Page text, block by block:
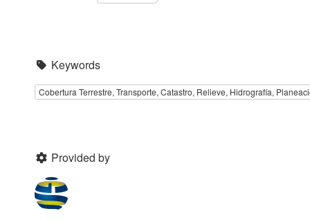
Keywords
Cobertura Terrestre, Transporte, Catastro, Relieve, Hidrografía,
Provided by